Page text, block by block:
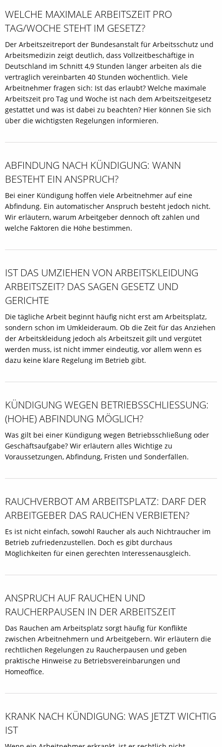
WELCHE MAXIMALE ARBEITSZEIT PRO
TAG/WOCHE STEHT IM GESETZ?
Der Arbeitszeitreport der Bundesanstalt für Arbeitsschutz und
Arbeitsmedizin zeigt deutlich, dass Vollzeitbeschäftige in
Deutschland im Schnitt 4,9 Stunden länger arbeiten als die
vertraglich vereinbarten 40 Stunden wöchentlich. Viele
Arbeitnehmer fragen sich: Ist das erlaubt? Welche maximale
Arbeitszeit pro Tag und Woche ist nach dem Arbeitszeitgesetz
gestattet und was ist dabei zu beachten? Hier können Sie sich
über die wichtigsten Regelungen informieren.
ABFINDUNG NACH KÜNDIGUNG: WANN
BESTEHT EIN ANSPRUCH?
Bei einer Kündigung hoffen viele Arbeitnehmer auf eine
Abfindung. Ein automatischer Anspruch besteht jedoch nicht.
Wir erläutern, warum Arbeitgeber dennoch oft zahlen und
welche Faktoren die Höhe bestimmen.
IST DAS UMZIEHEN VON ARBEITSKLEIDUNG
ARBEITSZEIT? DAS SAGEN GESETZ UND
GERICHTE
Die tägliche Arbeit beginnt häufig nicht erst am Arbeitsplatz,
sondern schon im Umkleideraum. Ob die Zeit für das Anziehen
der Arbeitskleidung jedoch als Arbeitszeit gilt und vergütet
werden muss, ist nicht immer eindeutig, vor allem wenn es
dazu keine klare Regelung im Betrieb gibt.
KÜNDIGUNG WEGEN BETRIEBSSCHLIESSUNG: (
HOHE) ABFINDUNG MÖGLICH?
Was gilt bei einer Kündigung wegen Betriebsschließung oder
Geschäftsaufgabe? Wir erläutern alles Wichtige zu
Voraussetzungen, Abfindung, Fristen und Sonderfällen.
RAUCHVERBOT AM ARBEITSPLATZ: DARF DER
ARBEITGEBER DAS RAUCHEN VERBIETEN?
Es ist nicht einfach, sowohl Raucher als auch Nichtraucher im
Betrieb zufriedenzustellen. Doch es gibt durchaus
Möglichkeiten für einen gerechten Interessenausgleich.
ANSPRUCH AUF RAUCHEN UND
RAUCHERPAUSEN IN DER ARBEITSZEIT
Das Rauchen am Arbeitsplatz sorgt häufig für Konflikte
zwischen Arbeitnehmern und Arbeitgebern. Wir erläutern die
rechtlichen Regelungen zu Raucherpausen und geben
praktische Hinweise zu Betriebsvereinbarungen und
Homeoffice.
KRANK NACH KÜNDIGUNG: WAS JETZT WICHTIG
IST